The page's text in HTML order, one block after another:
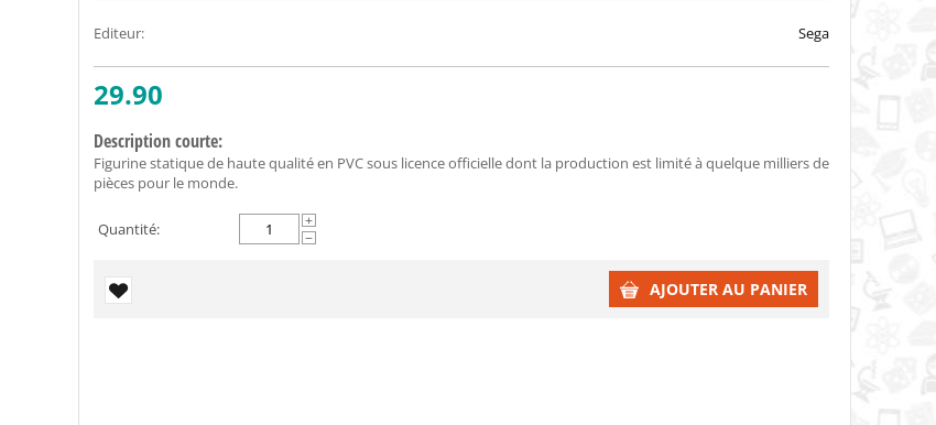
Editeur: Sega
29.90
Description courte:
Figurine statique de haute qualité en PVC sous licence officielle dont la production est limité à quelque milliers de
pièces pour le monde.
Quantité:
+
−
AJOUTER AU PANIER